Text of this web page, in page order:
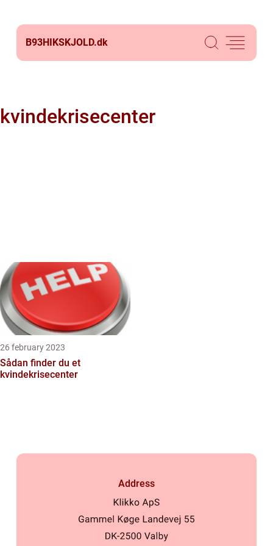
B93HIKSKJOLD.dk
kvindekrisecenter
26 february 2023
Sådan finder du et
kvindekrisecenter
Address